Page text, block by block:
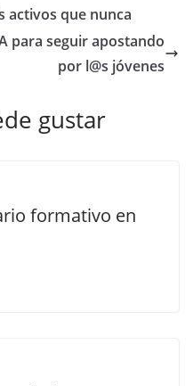
activos que nunca
para seguir apostando
por l@s jóvenes
gustar
formativo en